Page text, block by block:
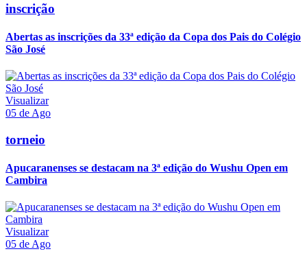
inscrição
Abertas as inscrições da 33ª edição da Copa dos Pais do Colégio
São José
Visualizar
05 de Ago
torneio
Apucaranenses se destacam na 3ª edição do Wushu Open em
Cambira
Visualizar
05 de Ago